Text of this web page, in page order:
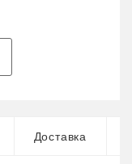
Доставка